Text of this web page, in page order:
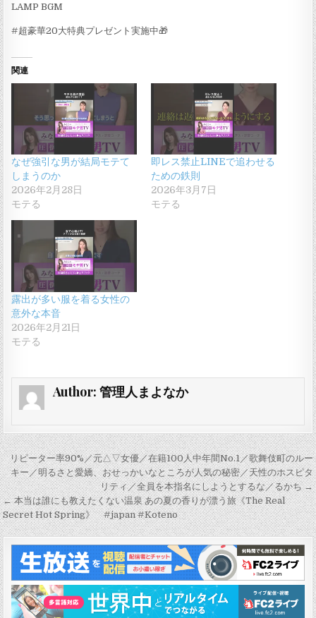
LAMP BGM
#超豪華20大特典プレゼント実施中🎁
関連
なぜ強引な男が結局モテて
しまうのか
2026年2月28日
モテる
即レス禁止LINEで追わせる
ための鉄則
2026年3月7日
モテる
露出が多い服を着る女性の
意外な本音
2026年2月21日
モテる
Author: 管理人まよなか
投
稿
ナ
ビ
ゲ
ー
シ
ョ
リピーター率90%／元△▽女優／在籍100人中年間No.1／歌舞伎町のルー
キー／明るさと愛嬌、おせっかいなところが人気の秘密／天性のホスピタ
リティ／全員を本指名にしようとするな／るかち →
← 本当は誰にも教えたくない温泉 あの夏の香りが漂う旅《The Real
Secret Hot Spring》 #japan #Koteno